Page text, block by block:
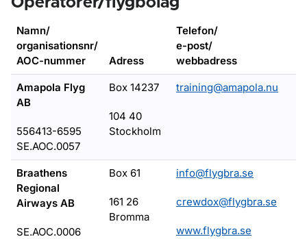
Namn/
organisationsnr/
AOC-nummer
Adress
Telefon/
e-post/
webbadress
Amapola Flyg
AB
556413-6595
SE.AOC.0057
Box 14237
104 40
Stockholm
training@amapola.nu
Braathens
Regional
Airways AB
SE.AOC.0006
Box 61
161 26
Bromma
info@flygbra.se
crewdox@flygbra.se
www.flygbra.se